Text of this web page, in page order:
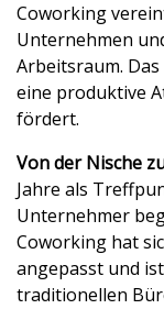
Coworking
Unternehmen
Arbeitsraum.
eine produktive
fördert.
Von der Nische
Jahre als
Unternehmer
Coworking hat
angepasst und
traditionellen